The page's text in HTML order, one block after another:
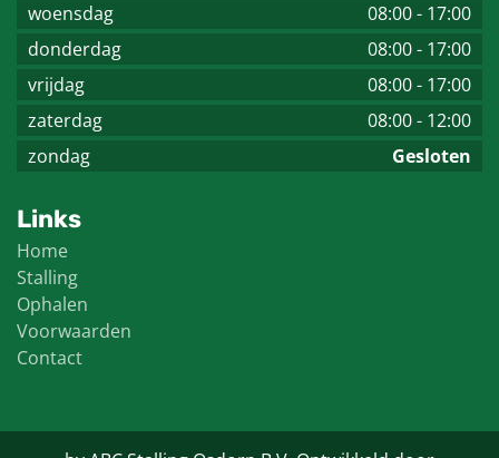
woensdag
08:00- 17:00
donderdag
08:00- 17:00
vrijdag
08:00- 17:00
zaterdag
08:00- 12:00
zondag
Gesloten
Links
Home
Stalling
Ophalen
Voorwaarden
Contact